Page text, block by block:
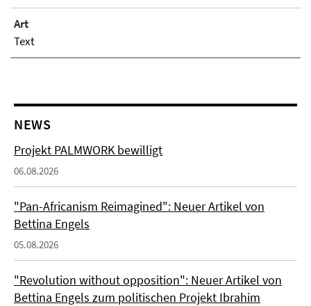
Art
Text
NEWS
Projekt PALMWORK bewilligt
06.08.2026
"Pan-Africanism Reimagined": Neuer Artikel von
Bettina Engels
05.08.2026
"Revolution without opposition": Neuer Artikel von
Bettina Engels zum politischen Projekt Ibrahim